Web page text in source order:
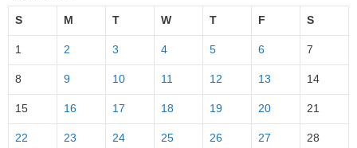
S M T W T F S
1 2 3 4 5 6 7
8 9 10 11 12 13 14
15 16 17 18 19 20 21
22 23 24 25 26 27 28